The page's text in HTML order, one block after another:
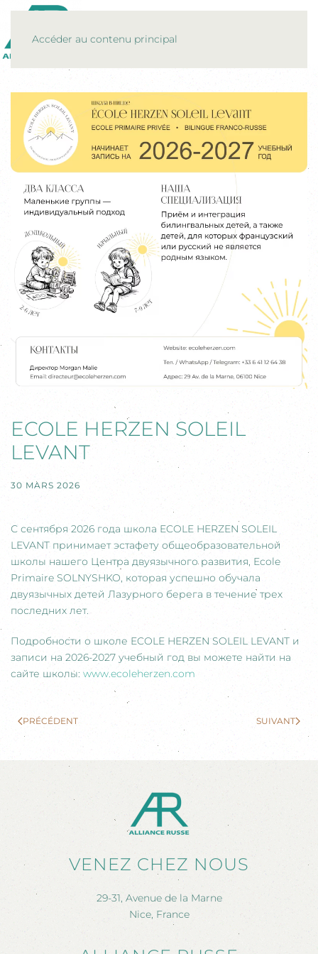
Accéder au contenu principal
ECOLE HERZEN SOLEIL
LEVANT
30 MARS 2026
С сентября 2026 года школа ECOLE HERZEN SOLEIL
LEVANT принимает эстафету общеобразовательной
школы нашего Центра двуязычного развития, Ecole
Primaire SOLNYSHKO, которая успешно обучала
двуязычных детей Лазурного берега в течение трех
последних лет.
Подробности о школе ECOLE HERZEN SOLEIL LEVANT и
записи на 2026-2027 учебный год вы можете найти на
сайте школы: www.ecoleherzen.com
PRÉCÉDENT SUIVANT
VENEZ CHEZ NOUS
29-31, Avenue de la Marne
Nice, France